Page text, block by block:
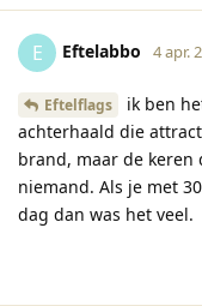
E Eftelabbo 4 apr.
Eftelflags
ik ben
achterhaald die
brand, maar de keren
niemand. Als je met
dag dan was het veel.